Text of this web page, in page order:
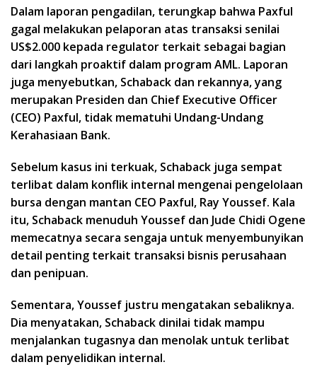
Dalam laporan pengadilan, terungkap bahwa Paxful
gagal melakukan pelaporan atas transaksi senilai
US$2.000 kepada regulator terkait sebagai bagian
dari langkah proaktif dalam program AML. Laporan
juga menyebutkan, Schaback dan rekannya, yang
merupakan Presiden dan Chief Executive Officer
(CEO) Paxful, tidak mematuhi Undang-Undang
Kerahasiaan Bank.
Sebelum kasus ini terkuak, Schaback juga sempat
terlibat dalam konflik internal mengenai pengelolaan
bursa dengan mantan CEO Paxful, Ray Youssef. Kala
itu, Schaback menuduh Youssef dan Jude Chidi Ogene
memecatnya secara sengaja untuk menyembunyikan
detail penting terkait transaksi bisnis perusahaan
dan penipuan.
Sementara, Youssef justru mengatakan sebaliknya.
Dia menyatakan, Schaback dinilai tidak mampu
menjalankan tugasnya dan menolak untuk terlibat
dalam penyelidikan internal.